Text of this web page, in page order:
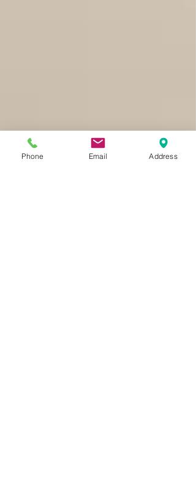
Phone Email Address